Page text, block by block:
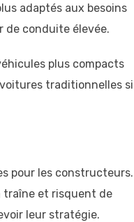
adaptés aux besoins
de conduite élevée.
plus compacts
traditionnelles si
pour les constructeurs.
traîne et risquent de
leur stratégie.